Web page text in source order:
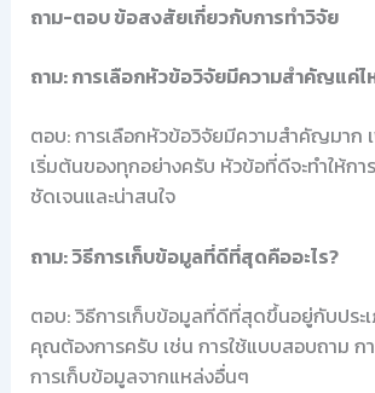
ถาม-ตอบ ข้อสงสัยเกี่ยวกับการทำวิจัย
ถาม: การเลือกหัวข้อวิจัยมีความสำคัญแค่ไ
ตอบ: การเลือกหัวข้อวิจัยมีความสำคัญมาก
เริ่มต้นของทุกอย่างครับ หัวข้อที่ดีจะทำให้ก
ชัดเจนและน่าสนใจ
ถาม: วิธีการเก็บข้อมูลที่ดีที่สุดคืออะไร?
ตอบ: วิธีการเก็บข้อมูลที่ดีที่สุดขึ้นอยู่กับประ
คุณต้องการครับ เช่น การใช้แบบสอบถาม
การเก็บข้อมูลจากแหล่งอื่นๆ